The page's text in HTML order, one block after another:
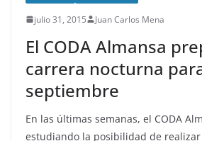
julio 31, 2015 Juan Carlos Mena
El CODA Almansa
carrera nocturna
septiembre
En las últimas semanas, el CODA
estudiando la posibilidad de